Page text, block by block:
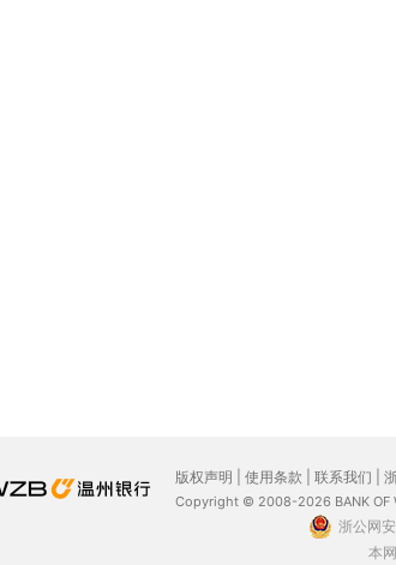
版权声明 使用条款 联系我们
Copyright © 2008-2026 BANK OF
浙公网
本